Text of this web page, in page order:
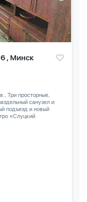
, Минск
Три просторные,
санузел и
подъезд и новый
«Слуцкий